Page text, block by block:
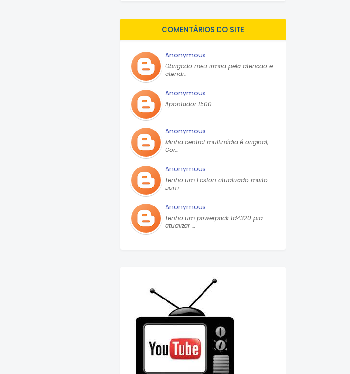
COMENTÁRIOS DO SITE
Anonymous
Obrigado meu irmoa pela atencao e
atendi…
Anonymous
Apontador t500
Anonymous
Minha central multimídia é original,
Cor…
Anonymous
Tenho um Foston atualizado muito
bom
Anonymous
Tenho um powerpack td4320 pra
atualizar …